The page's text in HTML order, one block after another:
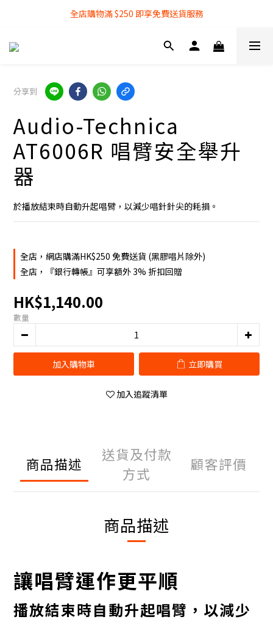
全店購物滿 $250 即享免費送貨服務
全店購物滿 $250 即享免費送貨服務
『銀行轉帳』付款方式 可享額外 3% 折扣回贈
分享到
Audio-Technica
AT6006R 唱臂安全舉升
器
於播放結束時自動升起唱臂，以減少唱針針尖的耗損。
全店，網店購滿HK$250 免費送貨 (黑膠唱片除外)
全店，『銀行轉帳』可享額外 3% 折扣回贈
HK$1,140.00
數量
加入購物車 立即購買
加入追蹤清單
商品描述
送貨及付款
方式
顧客評價
商品描述
讓唱臂運作更平順
播放結束時自動升起唱臂，以減少